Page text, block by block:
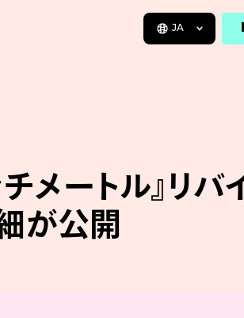
JA
メートル』リバ
が公開